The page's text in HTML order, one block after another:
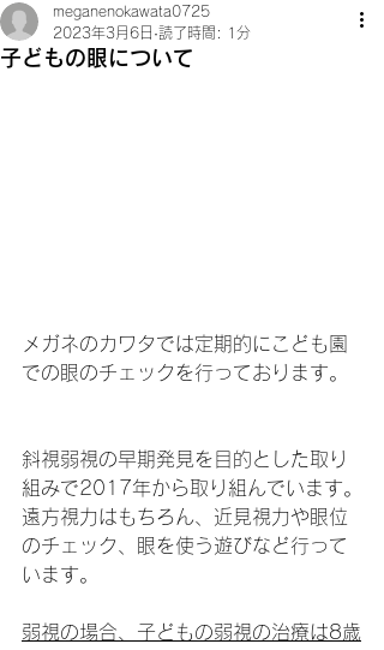
子どもの眼について
meganenokawata0725
2023年3月6日 読了時間: 1分
メガネのカワタでは定期的にこども園
での眼のチェックを行っております。
斜視弱視の早期発見を目的とした取り
組みで2017年から取り組んでいます。
遠方視力はもちろん、近見視力や眼位
のチェック、眼を使う遊びなど行って
います。
弱視の場合、子どもの弱視の治療は8歳